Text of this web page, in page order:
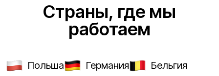
Страны, где мы
работаем
Польша Германия
Бельгия